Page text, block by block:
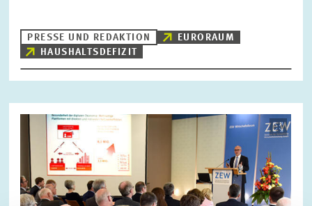
PRESSE UND REDAKTION
EURORAUM
HAUSHALTSDEFIZIT
Bild
öffnet
vergrößerter
Ansicht